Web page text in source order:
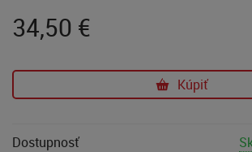
34,50 €
Kúpiť
Dostupnosť